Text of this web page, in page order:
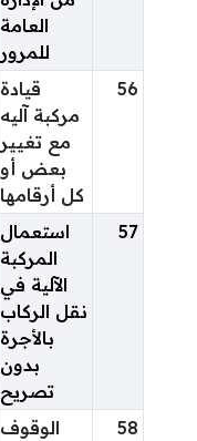
العامة
للمرور
56
قيادة
مركبة آليه
مع تغيير
بعض أو
كل أرقامها
57
استعمال
المركبة
الآلية في
نقل الركاب
بالأجرة
بدون
تصريح
58
الوقوف